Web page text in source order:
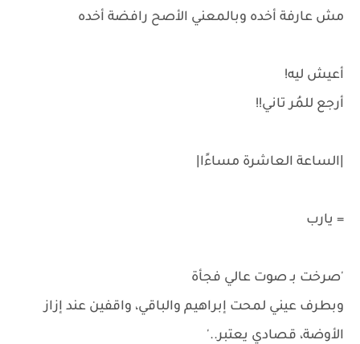
مش عارفة أخده وبالمعني الأصح رافضة أخده
أعيش ليه!
أرجع للمُر تاني!!
|الساعة العاشرة مساءًا|
= يارب
'صرخت بـ صوت عالي فجأة
وبطرف عيني لمحت إبراهيم والباقي، واقفين عند إزاز
الأوضة، قصادي يعتبر..'